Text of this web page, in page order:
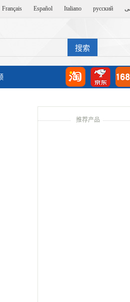
Français Español Italiano русский
推荐产品